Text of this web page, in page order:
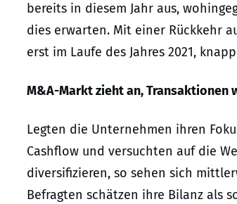
bereits in diesem Jahr aus,
dies erwarten. Mit einer Rückkehr
erst im Laufe des Jahres 2021,
M&A-Markt zieht an, Transaktionen
Legten die Unternehmen ihren
Cashflow und versuchten auf die
diversifizieren, so sehen sich
Befragten schätzen ihre Bilanz als